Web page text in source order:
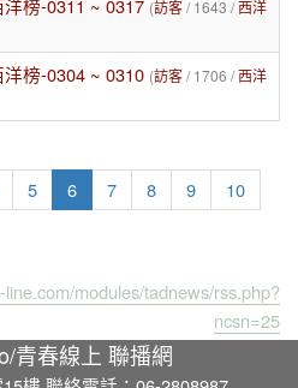
榜-0311 ~ 0317 (訪客/ 1643 /西洋
榜-0304 ~ 0310 (訪客/ 1706 /西洋
5 6(current)
7 8 9
10
modules/tadnews/rss.php?
ncsn=25
青春線上 聯播網